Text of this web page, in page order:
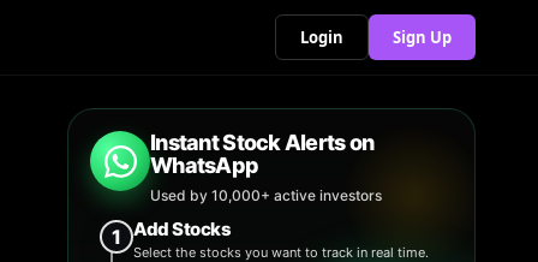
Login Sign Up
Instant Stock Alerts on
WhatsApp
Used by 10,000+ active investors
1 Add Stocks
Select the stocks you want to track in real time.